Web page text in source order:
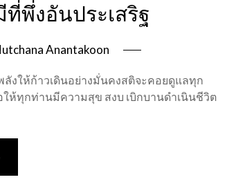
พึ่งอันประเสริฐ
Anantakoon
งให้ก้าวเดินอย่างมั่นคงสติจะคอยดูแลทุก
ห้ทุกท่านมีความสุข สงบ เบิกบานดำเนินชีวิต